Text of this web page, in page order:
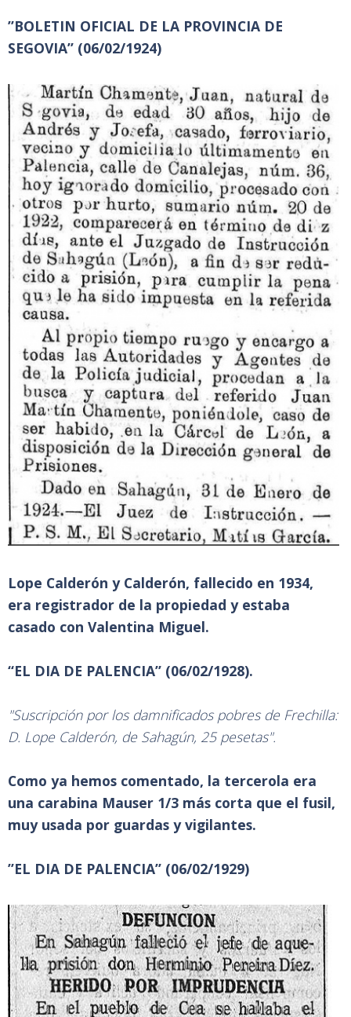
”BOLETIN OFICIAL DE LA PROVINCIA DE
SEGOVIA” (06/02/1924)
Lope Calderón y Calderón, fallecido en 1934,
era registrador de la propiedad y estaba
casado con Valentina Miguel.
“EL DIA DE PALENCIA” (06/02/1928).
"Suscripción por los damnificados pobres de Frechilla:
D. Lope Calderón, de Sahagún, 25 pesetas".
Como ya hemos comentado, la tercerola era
una carabina Mauser 1/3 más corta que el fusil,
muy usada por guardas y vigilantes.
”EL DIA DE PALENCIA” (06/02/1929)